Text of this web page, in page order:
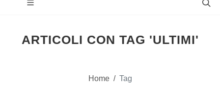
ARTICOLI CON TAG 'ULTIMI'
Home / Tag